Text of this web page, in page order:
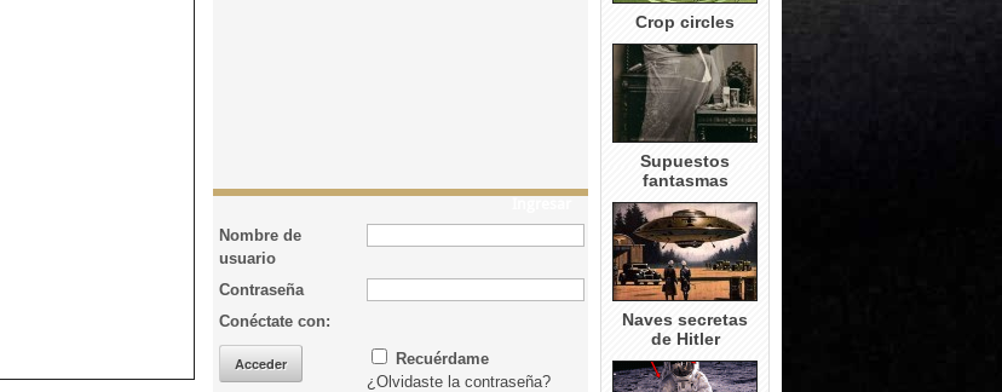
Nombre de
usuario
Contraseña
Conéctate con:
Recuérdame
¿Olvidaste la contraseña?
Crop circles
Supuestos
fantasmas
Naves secretas
de Hitler